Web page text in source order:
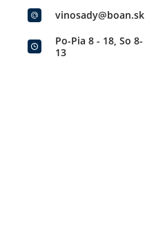
vinosady@boan.sk
Po-Pia 8 - 18, So 8-
13